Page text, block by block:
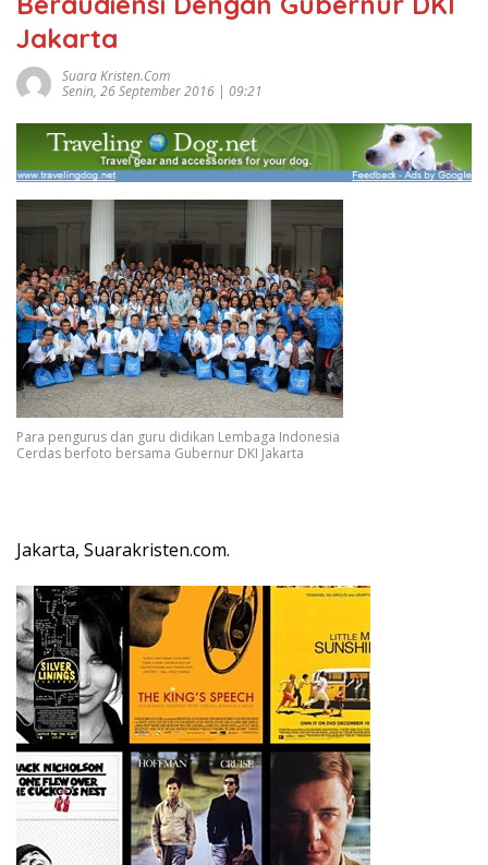
Jakarta
Suara Kristen.com
Senin, 26 September 2016 | 09:21
Para pengurus dan guru didikan Lembaga Indonesia
Cerdas berfoto bersama Gubernur DKI Jakarta
Jakarta, Suarakristen.com.